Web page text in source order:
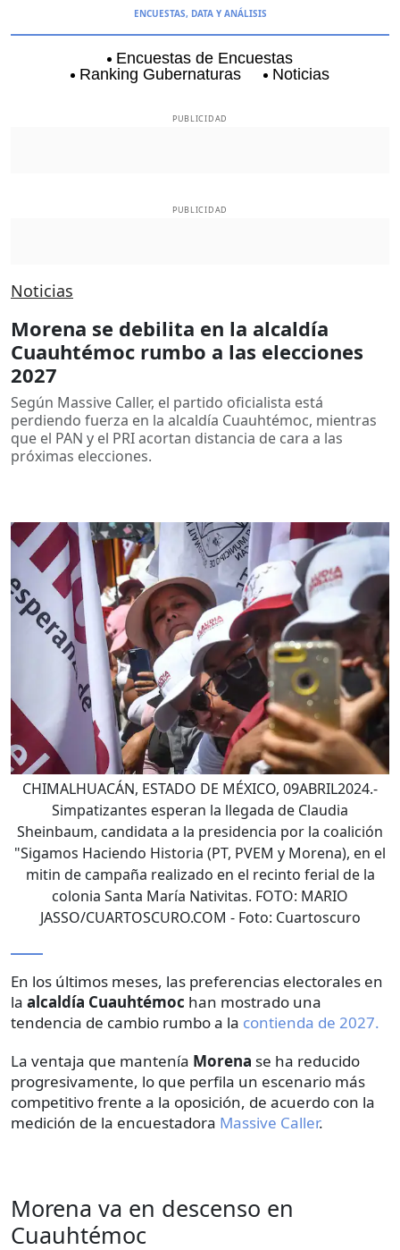
ENCUESTAS, DATA Y ANÁLISIS
Encuestas de Encuestas
Ranking Gubernaturas
Noticias
PUBLICIDAD
PUBLICIDAD
Noticias
Morena se debilita en la alcaldía
Cuauhtémoc rumbo a las elecciones
2027
Según Massive Caller, el partido oficialista está
perdiendo fuerza en la alcaldía Cuauhtémoc, mientras
que el PAN y el PRI acortan distancia de cara a las
próximas elecciones.
CHIMALHUACÁN, ESTADO DE MÉXICO, 09ABRIL2024.-
Simpatizantes esperan la llegada de Claudia
Sheinbaum, candidata a la presidencia por la coalición
"Sigamos Haciendo Historia (PT, PVEM y Morena), en el
mitin de campaña realizado en el recinto ferial de la
colonia Santa María Nativitas. FOTO: MARIO
JASSO/CUARTOSCURO.COM - Foto: Cuartoscuro
En los últimos meses, las preferencias electorales en
la alcaldía Cuauhtémoc han mostrado una
tendencia de cambio rumbo a la contienda de 2027.
La ventaja que mantenía Morena se ha reducido
progresivamente, lo que perfila un escenario más
competitivo frente a la oposición, de acuerdo con la
medición de la encuestadora Massive Caller.
Morena va en descenso en
Cuauhtémoc